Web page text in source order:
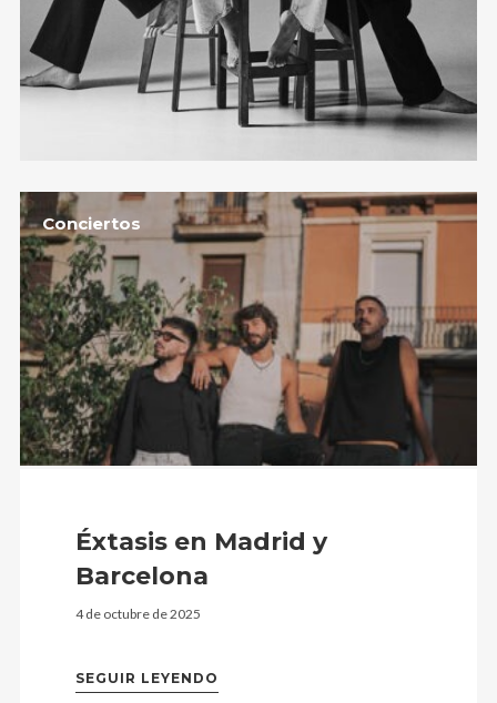
Conciertos
Éxtasis en Madrid y
Barcelona
4 de octubre de 2025
SEGUIR LEYENDO